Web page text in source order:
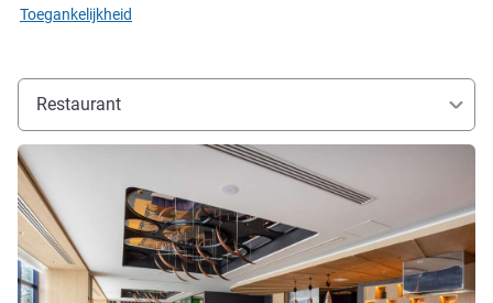
Toegankelijkheid
Restaurant
Meer informatie